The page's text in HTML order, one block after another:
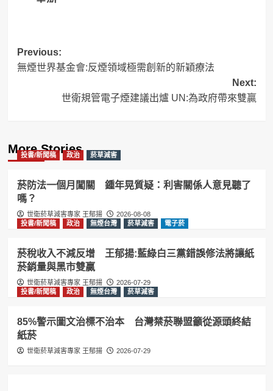
Post
navigation
Previous:
無煙世界基金會:反煙領域極需創新的新穎療法
Next:
世衛規管電子煙建議出爐 UN:為政府帶來雙贏
More Stories
投書/新聞稿 政治 菸草減害
菸防法一個月闖關 鍾年晃質疑：利害關係人意見聽了
嗎？
世衛菸草減害專家 王郁揚
2026-08-08
投書/新聞稿
政治 無煙台灣 菸草減害 電子菸
菸稅收入不減反增 王郁揚:藍綠白三黨錯誤修法將讓紙
菸銷量與黑市雙贏
世衛菸草減害專家 王郁揚
2026-07-29
投書/新聞稿
政治 無煙台灣 菸草減害
85%警示圖文治標不治本 台灣禁菸聯盟籲從源頭終結
紙菸
世衛菸草減害專家 王郁揚 2026-07-29